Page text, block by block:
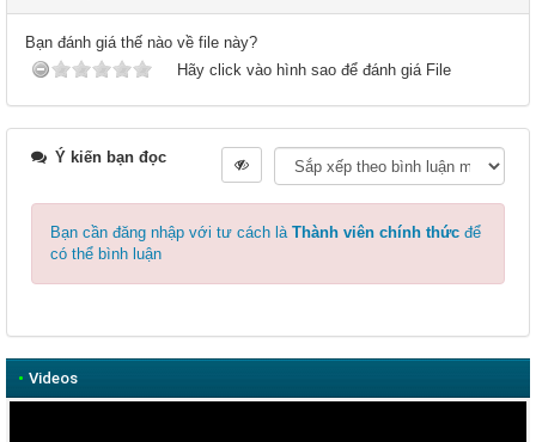
Bạn đánh giá thế nào về file này?
Hãy click vào hình sao để đánh giá File
Ý kiến bạn đọc
Bạn cần đăng nhập với tư cách là Thành viên chính thức để
có thể bình luận
• Videos